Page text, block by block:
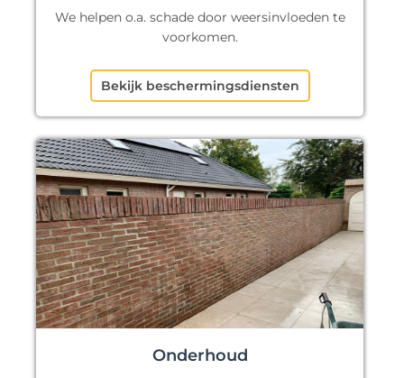
We helpen o.a. schade door weersinvloeden te
voorkomen.
Bekijk beschermingsdiensten
Onderhoud